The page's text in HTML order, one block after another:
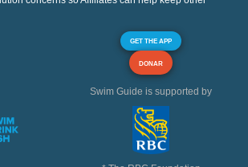
GET THE APP
DONAR
Swim Guide is supported by